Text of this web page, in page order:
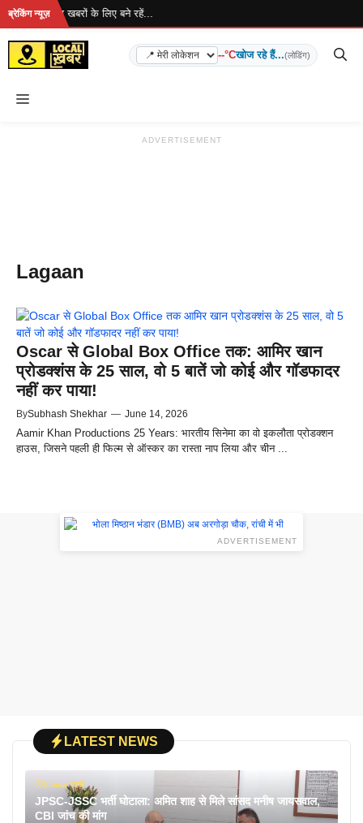
Skip
content
ब्रेकिंग न्यूज़
रहा है... ताज़ा खबरों के लिए बने रहें...
--°Cखोज रहे हैं...(लोडिंग)
Menu
ADVERTISEMENT
Lagaan
Oscar से Global Box Office तक: आमिर खान
प्रोडक्शंस के 25 साल, वो 5 बातें जो कोई और गॉडफादर
नहीं कर पाया!
BySubhash Shekhar — June 14, 2026
Aamir Khan Productions 25 Years: भारतीय सिनेमा का वो इकलौता प्रोडक्शन
हाउस, जिसने पहली ही फिल्म से ऑस्कर का रास्ता नाप लिया और चीन ...
ADVERTISEMENT
LATEST NEWS
1 hour पहले
JPSC-JSSC भर्ती घोटाला: अमित शाह से मिले सांसद मनीष जायसवाल,
CBI जांच की मांग